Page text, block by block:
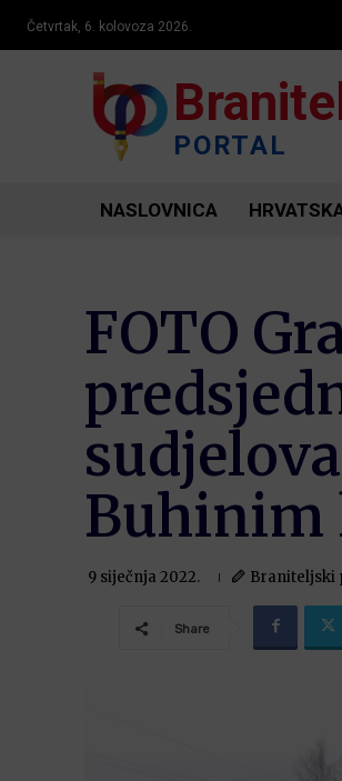
Četvrtak, 6. kolovoza 2026.
PORTAL
NASLOVNICA
FOTO
Buhinim
9 siječnja 2022. Braniteljski
Share